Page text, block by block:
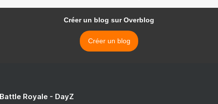
Créer un blog sur Overblog
Créer un blog
Royale - DayZ